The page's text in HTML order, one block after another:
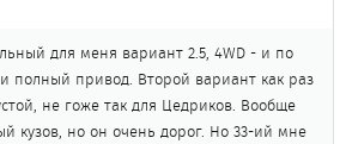
для меня вариант 2.5, 4WD - и по
полный привод. Второй вариант как раз
не гоже так для Цедриков. Вообще
кузов, но он очень дорог. Но 33-ий мне